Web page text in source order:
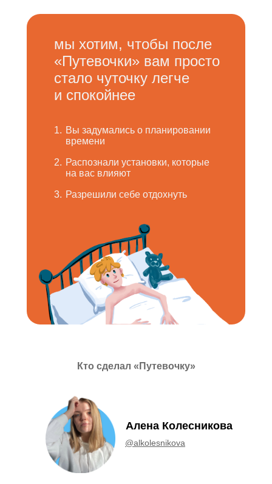
Вы задумались о планировании
времени
Распознали установки, которые
на вас влияют
2.
Разрешили себе отдохнуть
мы хотим, чтобы после
«Путевочки» вам просто
стало чуточку легче
и спокойнее
3.
1.
Кто сделал «Путевочку»
Алена Колесникова
@alkolesnikova